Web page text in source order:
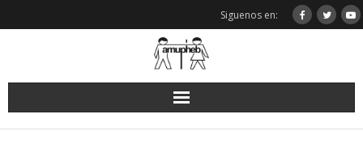
Siguenos en: